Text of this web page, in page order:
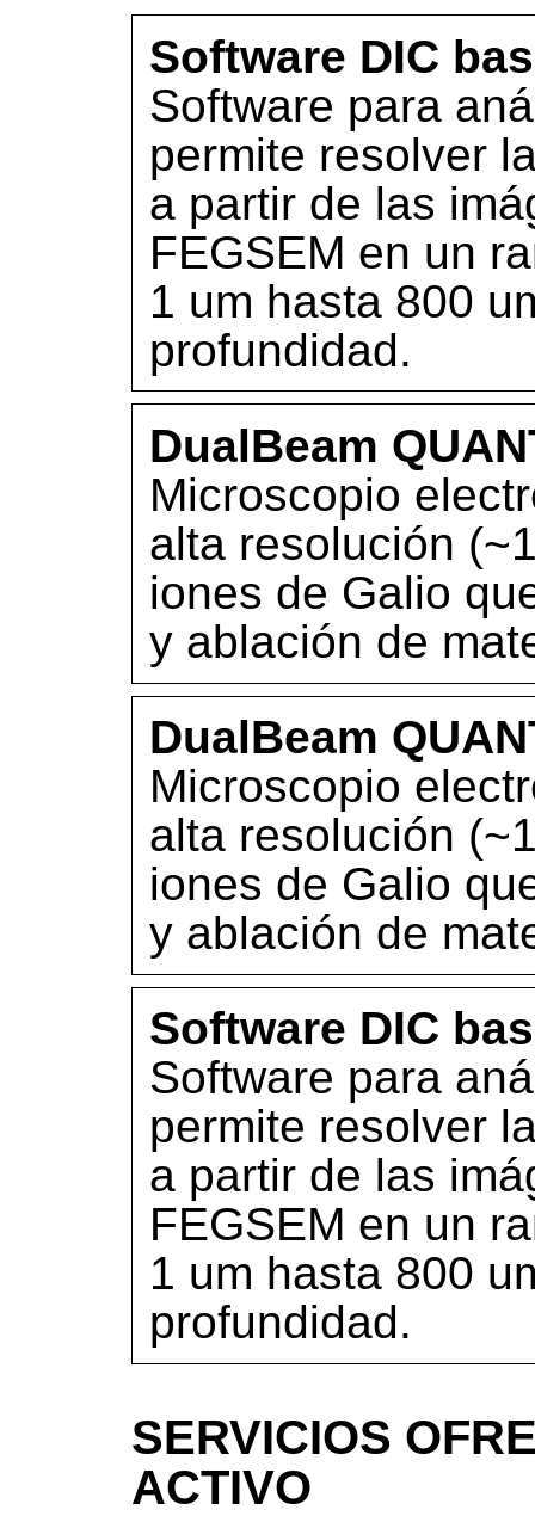
Software DIC
Software para
permite resolver
a partir de las
FEGSEM en un
1 um hasta 800
profundidad.
DualBeam
Microscopio
alta resolución
iones de Galio
y ablación de
DualBeam
Microscopio
alta resolución
iones de Galio
y ablación de
Software DIC
Software para
permite resolver
a partir de las
FEGSEM en un
1 um hasta 800
profundidad.
SERVICIOS
ACTIVO